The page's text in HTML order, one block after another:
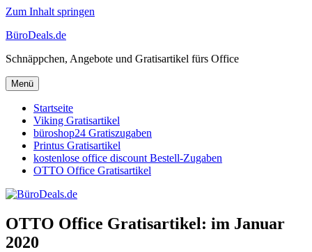
Zum Inhalt springen
BüroDeals.de
Schnäppchen, Angebote und Gratisartikel fürs Office
Menü
Startseite
Viking Gratisartikel
büroshop24 Gratiszugaben
Printus Gratisartikel
kostenlose office discount Bestell-Zugaben
OTTO Office Gratisartikel
OTTO Office Gratisartikel: im Januar
2020